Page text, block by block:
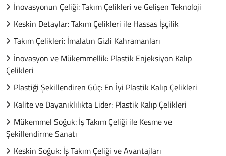
İnovasyonun Çeliği: Takım Çelikleri ve Gelişen Teknoloji
Keskin Detaylar: Takım Çelikleri ile Hassas İşçilik
Takım Çelikleri: İmalatın Gizli Kahramanları
İnovasyon ve Mükemmellik: Plastik Enjeksiyon Kalıp
Çelikleri
Plastiği Şekillendiren Güç: En İyi Plastik Kalıp Çelikleri
Kalite ve Dayanıklılıkta Lider: Plastik Kalıp Çelikleri
Mükemmel Soğuk: İş Takım Çeliği ile Kesme ve
Şekillendirme Sanatı
Keskin Soğuk: İş Takım Çeliği ve Avantajları